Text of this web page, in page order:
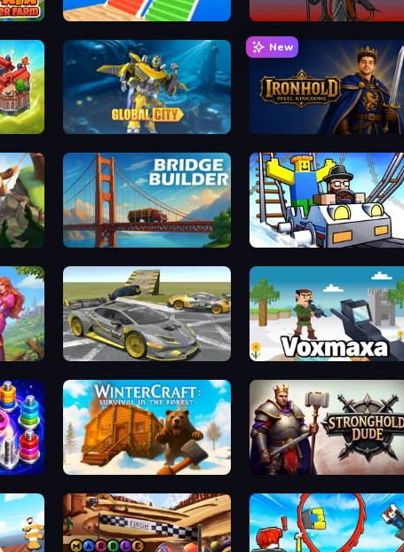
Bridge Race Stick War
Global City
New
Ironhold: Pixel Kingdoms
Bridge Builder Obby: Ride Carts
Wrong Way Voxmaxa
WinterCraft: Survival in the Forest Stronghold Dude